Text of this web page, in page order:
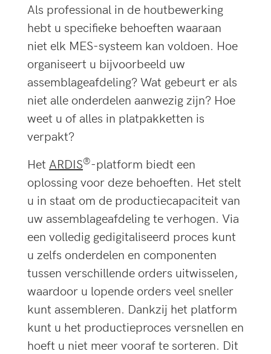
Als professional in de houtbewerking
hebt u specifieke behoeften waaraan
niet elk MES-systeem kan voldoen. Hoe
organiseert u bijvoorbeeld uw
assemblageafdeling? Wat gebeurt er als
niet alle onderdelen aanwezig zijn? Hoe
weet u of alles in platpakketten is
verpakt?
Het ARDIS®-platform biedt een
oplossing voor deze behoeften. Het stelt
u in staat om de productiecapaciteit van
uw assemblageafdeling te verhogen. Via
een volledig gedigitaliseerd proces kunt
u zelfs onderdelen en componenten
tussen verschillende orders uitwisselen,
waardoor u lopende orders veel sneller
kunt assembleren. Dankzij het platform
kunt u het productieproces versnellen en
hoeft u niet meer vooraf te sorteren. Dit